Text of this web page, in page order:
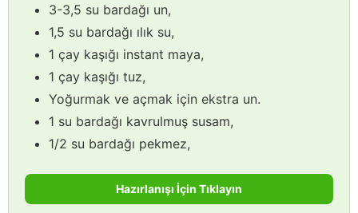
3-3,5 su bardağı un,
1,5 su bardağı ılık su,
1 çay kaşığı instant maya,
1 çay kaşığı tuz,
Yoğurmak ve açmak için ekstra un.
1 su bardağı kavrulmuş susam,
1/2 su bardağı pekmez,
Hazırlanışı İçin Tıklayın